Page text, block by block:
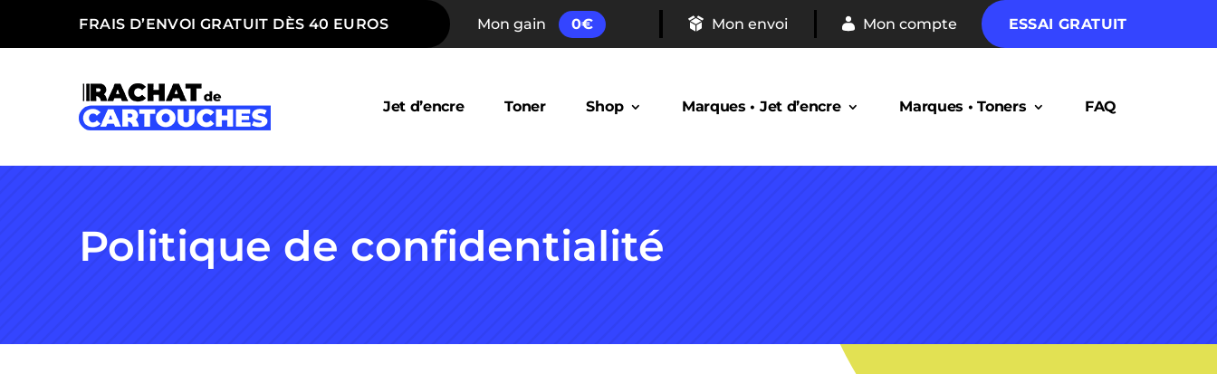
FRAIS D’ENVOI GRATUIT DÈS 40 EUROS Mon gain 0€ Mon envoi Mon compte ESSAI GRATUIT
Jet d’encre Toner Shop Marques • Jet d’encre Marques • Toners FAQ
Politique de confidentialité